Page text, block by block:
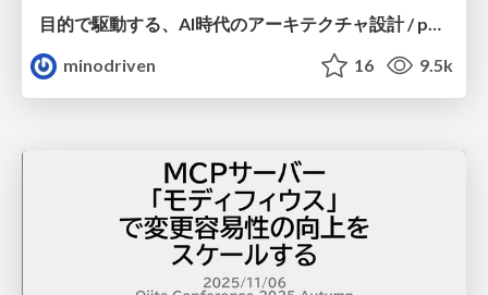
目的で駆動する、AI時代のアーキテクチャ設計 / purpose-driven-architecture
minodriven
16 9.5k